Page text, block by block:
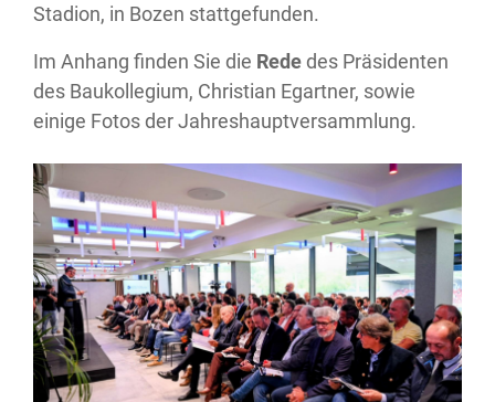
Stadion, in Bozen stattgefunden.
Im Anhang finden Sie die Rede des Präsidenten
des Baukollegium, Christian Egartner, sowie
einige Fotos der Jahreshauptversammlung.